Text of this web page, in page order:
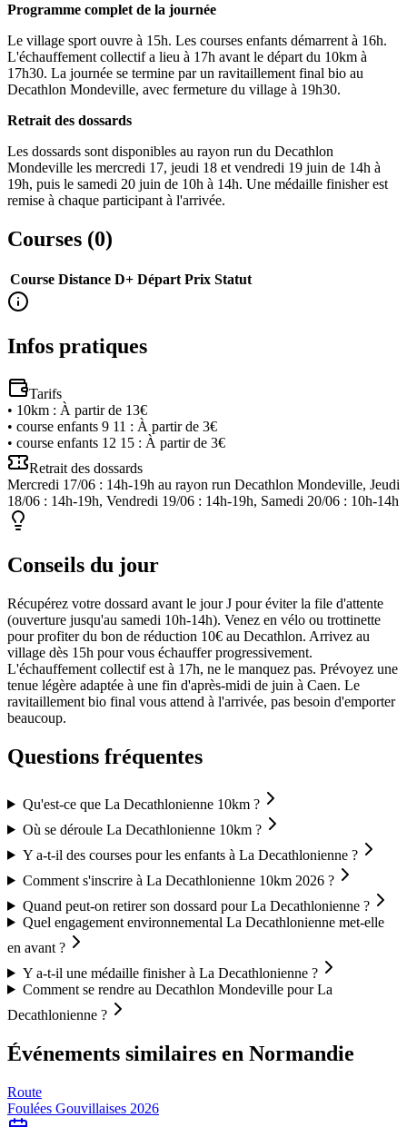
Programme complet de la journée
Le village sport ouvre à 15h. Les courses enfants démarrent à 16h.
L'échauffement collectif a lieu à 17h avant le départ du 10km à
17h30. La journée se termine par un ravitaillement final bio au
Decathlon Mondeville, avec fermeture du village à 19h30.
Retrait des dossards
Les dossards sont disponibles au rayon run du Decathlon
Mondeville les mercredi 17, jeudi 18 et vendredi 19 juin de 14h à
19h, puis le samedi 20 juin de 10h à 14h. Une médaille finisher est
remise à chaque participant à l'arrivée.
Courses (0)
Course Distance D+ Départ Prix Statut
Infos pratiques
Tarifs
• 10km : À partir de 13€
• course enfants 9 11 : À partir de 3€
• course enfants 12 15 : À partir de 3€
Retrait des dossards
Mercredi 17/06 : 14h-19h au rayon run Decathlon Mondeville, Jeudi
18/06 : 14h-19h, Vendredi 19/06 : 14h-19h, Samedi 20/06 : 10h-14h
Conseils du jour
Récupérez votre dossard avant le jour J pour éviter la file d'attente
(ouverture jusqu'au samedi 10h-14h). Venez en vélo ou trottinette
pour profiter du bon de réduction 10€ au Decathlon. Arrivez au
village dès 15h pour vous échauffer progressivement.
L'échauffement collectif est à 17h, ne le manquez pas. Prévoyez une
tenue légère adaptée à une fin d'après-midi de juin à Caen. Le
ravitaillement bio final vous attend à l'arrivée, pas besoin d'emporter
beaucoup.
Questions fréquentes
Qu'est-ce que La Decathlonienne 10km ?
Où se déroule La Decathlonienne 10km ?
Y a-t-il des courses pour les enfants à La Decathlonienne ?
Comment s'inscrire à La Decathlonienne 10km 2026 ?
Quand peut-on retirer son dossard pour La Decathlonienne ?
Quel engagement environnemental La Decathlonienne met-elle
en avant ?
Y a-t-il une médaille finisher à La Decathlonienne ?
Comment se rendre au Decathlon Mondeville pour La
Decathlonienne ?
Événements similaires en Normandie
Route
Foulées Gouvillaises 2026